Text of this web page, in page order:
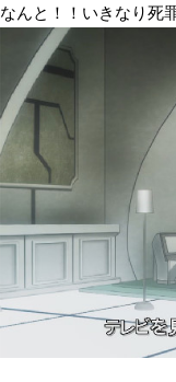
なんと！！いきなり死